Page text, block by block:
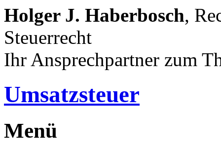
Holger J. Haberbosch,
Steuerrecht
Ihr Ansprechpartner zum
Umsatzsteuer
Menü